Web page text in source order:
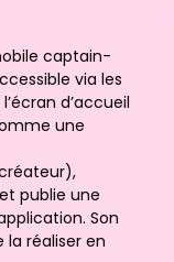
captain-
via les
d’accueil
une
publie une
Son
réaliser en